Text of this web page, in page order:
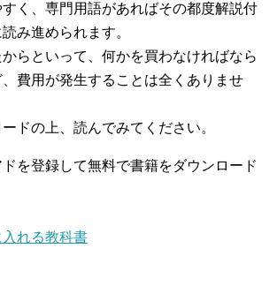
く、専門用語があればその都度解説付
み進められます。
らといって、何かを買わなければなら
費用が発生することは全くありませ
ドの上、読んでみてください。
を登録して無料で書籍をダウンロード
れる教科書